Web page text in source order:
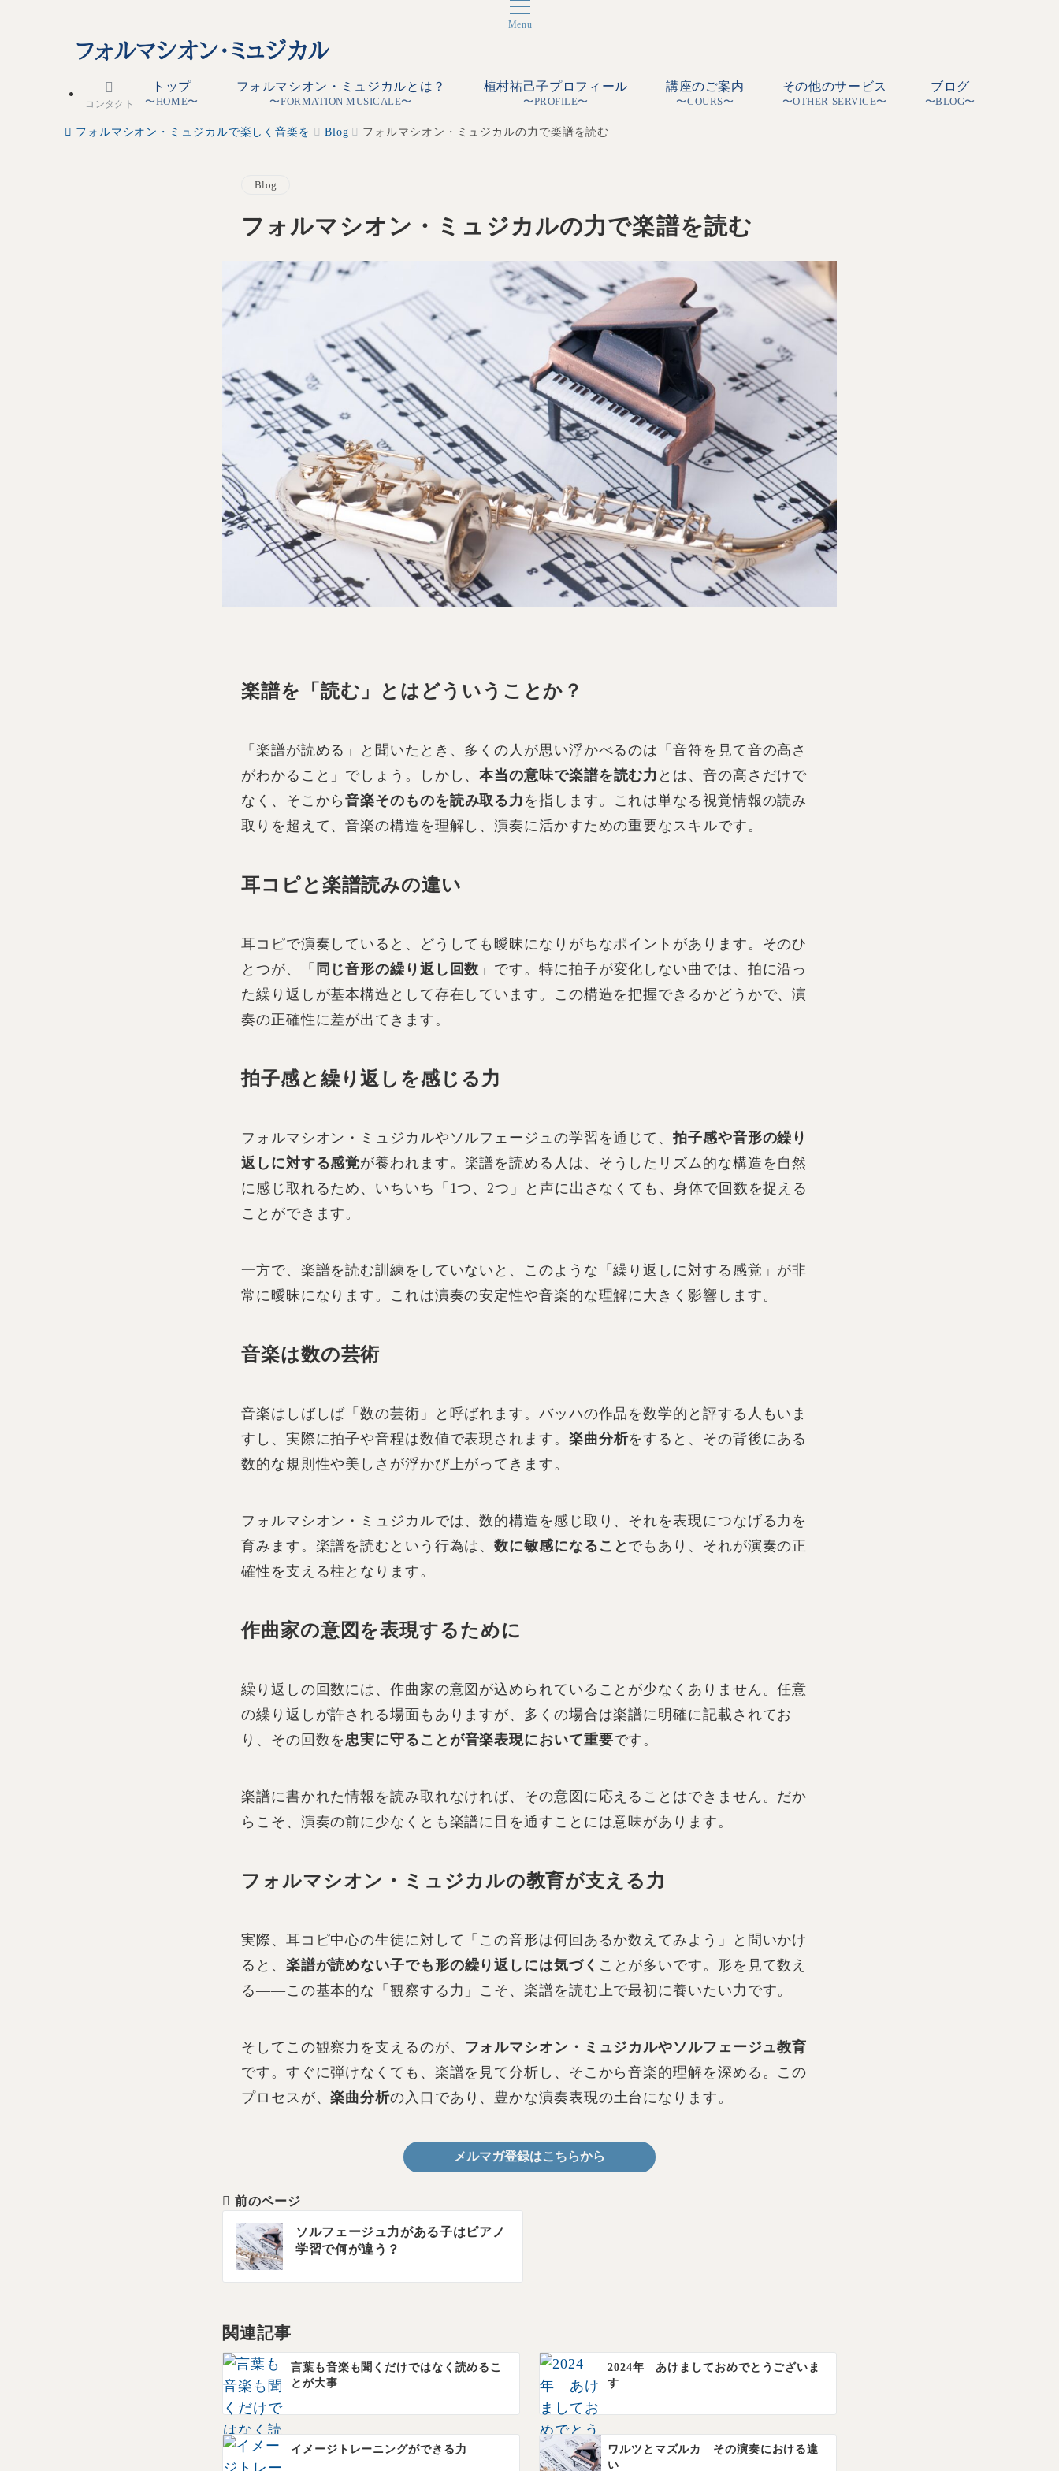
Menu
コンタクト
トップ
〜HOME〜
フォルマシオン・ミュジカルとは？
〜FORMATION MUSICALE〜
植村祐己子プロフィール
〜PROFILE〜
講座のご案内
〜COURS〜
その他のサービス
〜OTHER SERVICE〜
ブログ
〜BLOG〜
フォルマシオン・ミュジカルで楽しく音楽を Blog フォルマシオン・ミュジカルの力で楽譜を読む
Blog
フォルマシオン・ミュジカルの力で楽譜を読む
楽譜を「読む」とはどういうことか？
「楽譜が読める」と聞いたとき、多くの人が思い浮かべるのは「音符を見て音の高さ
がわかること」でしょう。しかし、本当の意味で楽譜を読む力 とは、音の高さだけで
なく、そこから音楽そのものを読み取る力 を指します。これは単なる視覚情報の読み
取りを超えて、音楽の構造を理解し、演奏に活かすための重要なスキルです。
耳コピと楽譜読みの違い
耳コピで演奏していると、どうしても曖昧になりがちなポイントがあります。そのひ
とつが、「 同じ音形の繰り返し回数 」です。特に拍子が変化しない曲では、拍に沿っ
た繰り返しが基本構造として存在しています。この構造を把握できるかどうかで、演
奏の正確性に差が出てきます。
拍子感と繰り返しを感じる力
フォルマシオン・ミュジカルやソルフェージュの学習を通じて、拍子感や音形の繰り
返しに対する感覚が養われます。楽譜を読める人は、そうしたリズム的な構造を自然
に感じ取れるため、いちいち「1つ、2つ」と声に出さなくても、身体で回数を捉える
ことができます。
一方で、楽譜を読む訓練をしていないと、このような「繰り返しに対する感覚」が非
常に曖昧になります。これは演奏の安定性や音楽的な理解に大きく影響します。
音楽は数の芸術
音楽はしばしば「数の芸術」と呼ばれます。バッハの作品を数学的と評する人もいま
すし、実際に拍子や音程は数値で表現されます。 楽曲分析をすると、その背後にある
数的な規則性や美しさが浮かび上がってきます。
フォルマシオン・ミュジカルでは、数的構造を感じ取り、それを表現につなげる力を
育みます。楽譜を読むという行為は、数に敏感になること でもあり、それが演奏の正
確性を支える柱となります。
作曲家の意図を表現するために
繰り返しの回数には、作曲家の意図が込められていることが少なくありません。任意
の繰り返しが許される場面もありますが、多くの場合は楽譜に明確に記載されてお
り、その回数を 忠実に守ることが音楽表現において重要です。
楽譜に書かれた情報を読み取れなければ、その意図に応えることはできません。だか
らこそ、演奏の前に少なくとも楽譜に目を通すことには意味があります。
フォルマシオン・ミュジカルの教育が支える力
実際、耳コピ中心の生徒に対して「この音形は何回あるか数えてみよう」と問いかけ
ると、 楽譜が読めない子でも形の繰り返しには気づく ことが多いです。形を見て数え
る――この基本的な「観察する力」こそ、楽譜を読む上で最初に養いたい力です。
そしてこの観察力を支えるのが、
フォルマシオン・ミュジカルやソルフェージュ教育
です。すぐに弾けなくても、楽譜を見て分析し、そこから音楽的理解を深める。この
プロセスが、楽曲分析の入口であり、豊かな演奏表現の土台になります。
メルマガ登録はこちらから
投
稿
ナ
ゲ
ー
シ
ョ
ン
前のページ
ソルフェージュ力がある子はピアノ
学習で何が違う？
関連記事
言葉も音楽も聞くだけではなく読めるこ
とが大事
2024年 あけましておめでとうございま
す
イメージトレーニングができる力
ワルツとマズルカ その演奏における違
い